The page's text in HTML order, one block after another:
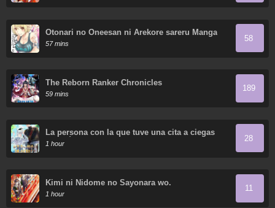
Otonari no Oneesan ni Arekore sareru Manga
57 mins
58
The Reborn Ranker Chronicles
59 mins
189
La persona con la que tuve una cita a ciegas
resultó ser un secuestrador
1 hour
28
Kimi ni Nidome no Sayonara wo.
1 hour
11